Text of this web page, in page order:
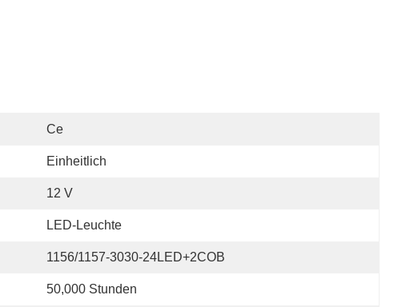
Ce
Einheitlich
12 V
LED-Leuchte
1156/1157-3030-24LED+2COB
50,000 Stunden